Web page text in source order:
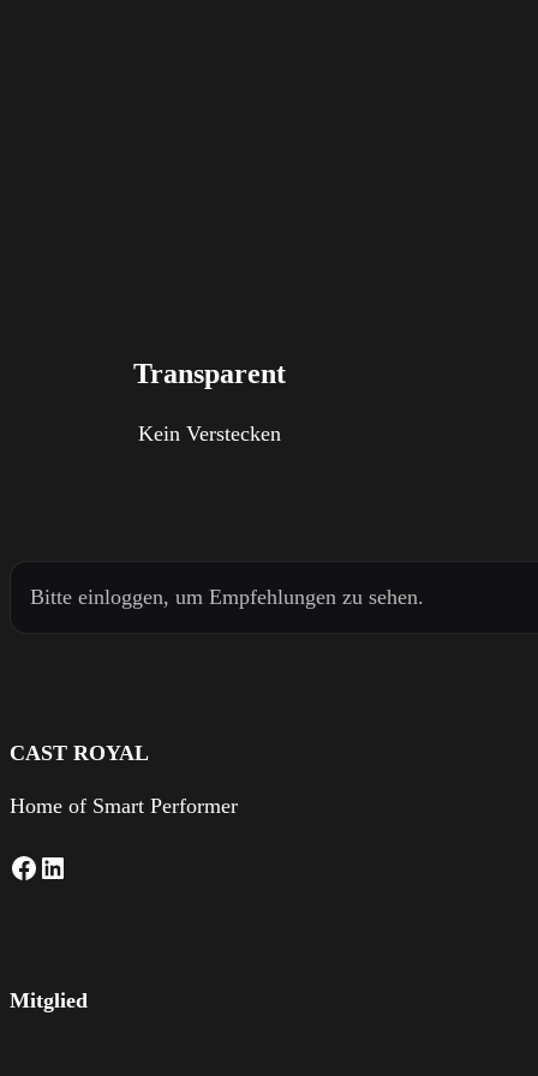
Transparent
Kein Verstecken
Bitte einloggen, um Empfehlungen zu sehen.
CAST ROYAL
Home of Smart Performer
Facebook LinkedIn
Mitglied